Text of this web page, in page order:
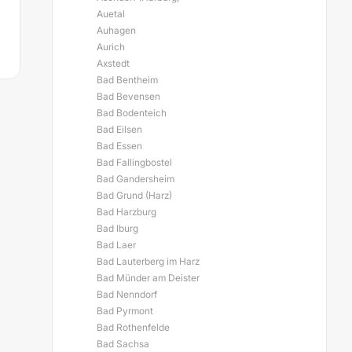
Auetal
Auhagen
Aurich
Axstedt
Bad Bentheim
Bad Bevensen
Bad Bodenteich
Bad Eilsen
Bad Essen
Bad Fallingbostel
Bad Gandersheim
Bad Grund (Harz)
Bad Harzburg
Bad Iburg
Bad Laer
Bad Lauterberg im Harz
Bad Münder am Deister
Bad Nenndorf
Bad Pyrmont
Bad Rothenfelde
Bad Sachsa